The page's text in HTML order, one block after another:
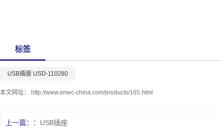
标签
USB插座 USD-110280
本文网址： http://www.xmec-china.com/products/165.html
上一篇： USB插座